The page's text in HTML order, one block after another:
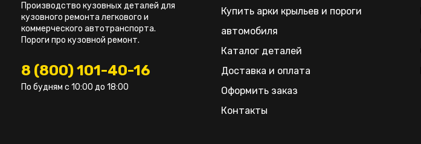
Производство кузовных деталей для
кузовного ремонта легкового и
коммерческого автотранспорта.
Пороги про кузовной ремонт.
8 (800) 101-40-16
По будням с 10:00 до 18:00
Купить арки крыльев и пороги
автомобиля
Каталог деталей
Доставка и оплата
Оформить заказ
Контакты